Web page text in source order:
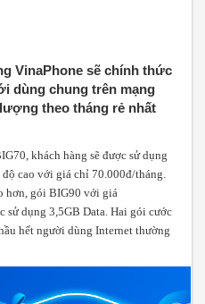
VinaPhone sẽ chính thức
dùng chung trên mạng
theo tháng rẻ nhất
khách hàng sẽ được sử dụng
cao với giá chỉ 70.000đ/tháng.
hơn, gói BIG90 với giá
sử dụng 3,5GB Data. Hai gói cước
hết người dùng Internet thường